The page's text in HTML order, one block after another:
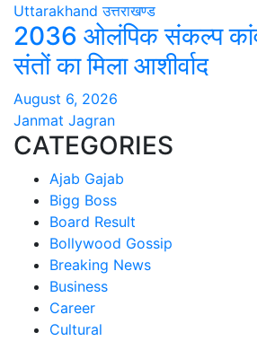
Uttarakhand उत्तराखण्ड
2036 ओलंपिक संकल्प
संतों का मिला आशीर्वाद
August 6, 2026
Janmat Jagran
CATEGORIES
Ajab Gajab
Bigg Boss
Board Result
Bollywood Gossip
Breaking News
Business
Career
Cultural